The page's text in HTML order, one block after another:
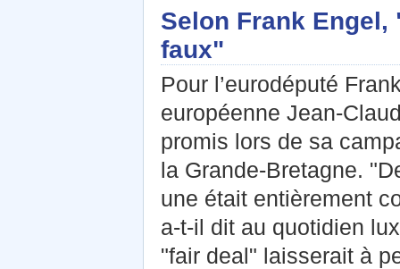
Selon Frank Engel,
faux"
Pour l’eurodéputé
européenne Jean-
promis lors de sa
la Grande-Bretagne.
une était entièrement
a-t-il dit au quotidien
"fair deal" laisserait à